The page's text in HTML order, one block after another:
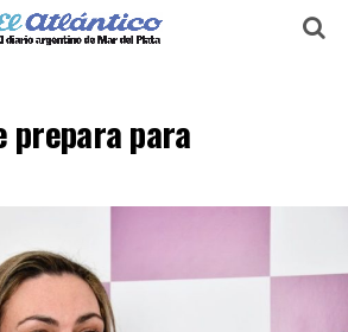
prepara para